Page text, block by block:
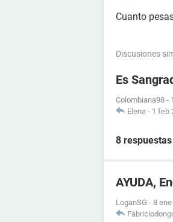
Cuanto
Discusiones
Es
Colombiana98 -
Elena - 1 feb
8 respuestas
AYUDA,
LoganSG - 8